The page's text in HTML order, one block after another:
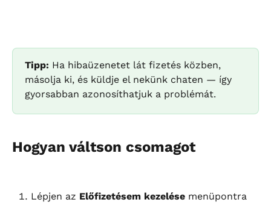
Tipp: Ha hibaüzenetet lát fizetés közben,
másolja ki, és küldje el nekünk chaten — így
gyorsabban azonosíthatjuk a problémát.
Hogyan váltson csomagot
Lépjen az Előfizetésem kezelése menüpontra